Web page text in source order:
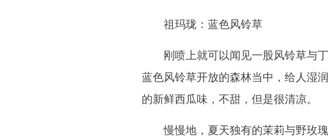
祖玛珑：蓝色风铃草
刚喷上就可以闻见一股风铃草与
蓝色风铃草开放的森林当中，给人湿
的新鲜西瓜味，不甜，但是很清凉。
慢慢地，夏天独有的茉莉与野玫